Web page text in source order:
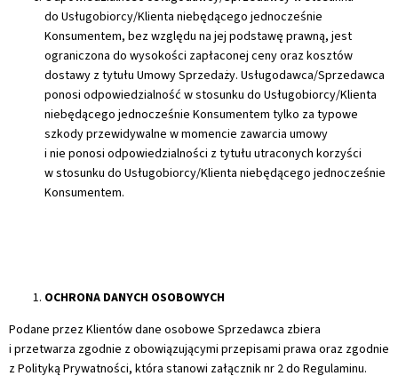
do Usługobiorcy/Klienta niebędącego jednocześnie
Konsumentem, bez względu na jej podstawę prawną, jest
ograniczona do wysokości zapłaconej ceny oraz kosztów
dostawy z tytułu Umowy Sprzedaży. Usługodawca/Sprzedawca
ponosi odpowiedzialność w stosunku do Usługobiorcy/Klienta
niebędącego jednocześnie Konsumentem tylko za typowe
szkody przewidywalne w momencie zawarcia umowy
i nie ponosi odpowiedzialności z tytułu utraconych korzyści
w stosunku do Usługobiorcy/Klienta niebędącego jednocześnie
Konsumentem.
OCHRONA DANYCH OSOBOWYCH
Podane przez Klientów dane osobowe Sprzedawca zbiera
i przetwarza zgodnie z obowiązującymi przepisami prawa oraz zgodnie
z Polityką Prywatności, która stanowi załącznik nr 2 do Regulaminu.